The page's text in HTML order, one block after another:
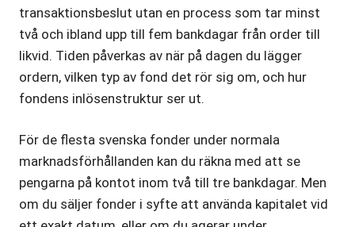
transaktionsbeslut utan en process som tar minst
två och ibland upp till fem bankdagar från order till
likvid. Tiden påverkas av när på dagen du lägger
ordern, vilken typ av fond det rör sig om, och hur
fondens inlösenstruktur ser ut.
För de flesta svenska fonder under normala
marknadsförhållanden kan du räkna med att se
pengarna på kontot inom två till tre bankdagar. Men
om du säljer fonder i syfte att använda kapitalet vid